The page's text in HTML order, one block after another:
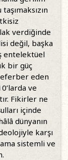
verdiğinde
değil, başka
entelektüel
bir güç
eden
ve
Fikirler ne
içinde
dünyanın
karşı
sistemli ve